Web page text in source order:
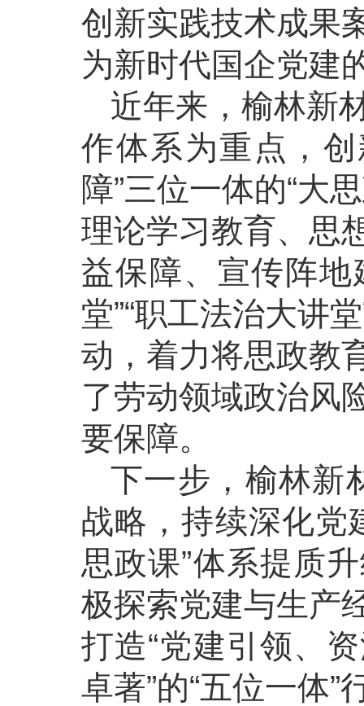
创新实践技术成果
为新时代国企党建
近年来，榆林新
作体系为重点，
障”三位一体的“大
理论学习教育、思
益保障、宣传阵
堂”“职工法治大讲
动，着力将思政教
了劳动领域政治风
要保障。
下一步，榆林新
战略，持续深化党
思政课”体系提质
极探索党建与生产
打造“党建引领、
卓著”的“五位一体